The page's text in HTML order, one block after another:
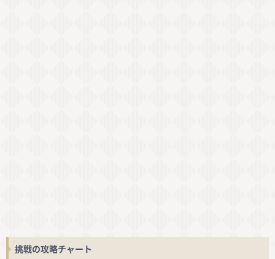
挑戦の攻略チャート